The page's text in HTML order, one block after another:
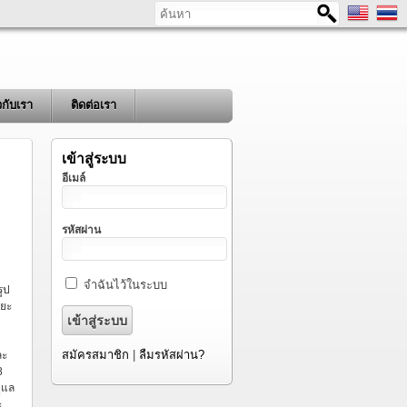
ค้นหา
กับเรา ติดต่อเรา
ะ
ล
เข้าสู่ระบบ
อีเมล์
รหัสผ่าน
จำฉันไว้ในระบบ
สมัครสมาชิก ลืมรหัสผ่าน?